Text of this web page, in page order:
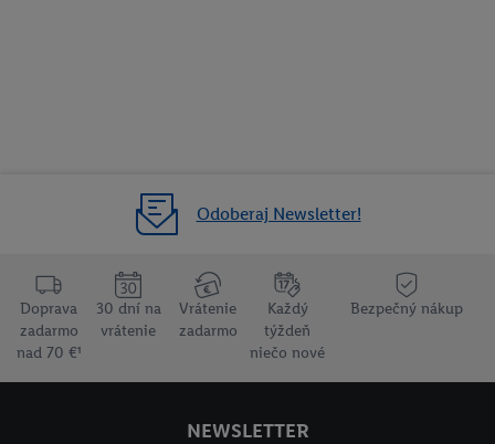
Odoberaj Newsletter!
Doprava
zadarmo
nad 70 €¹
30 dní na
vrátenie
Vrátenie
zadarmo
Každý
týždeň
niečo nové
Bezpečný nákup
NEWSLETTER